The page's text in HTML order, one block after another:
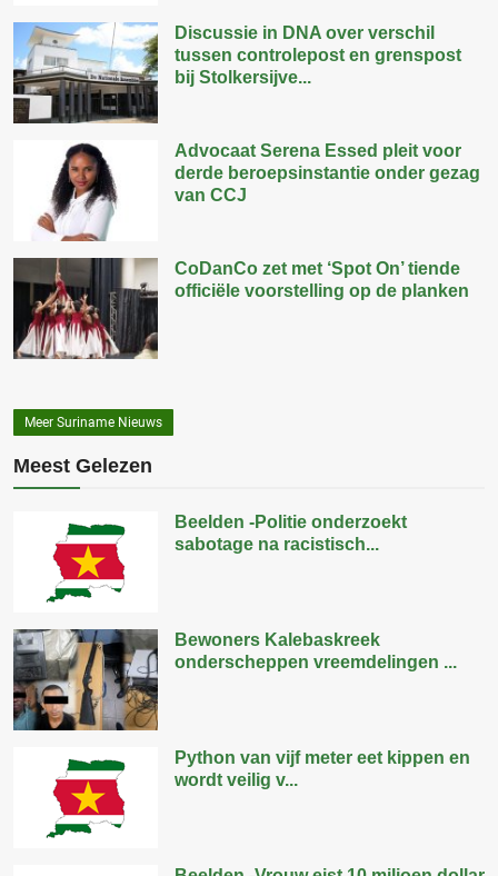
Discussie in DNA over verschil
tussen controlepost en grenspost
bij Stolkersijve...
Advocaat Serena Essed pleit voor
derde beroepsinstantie onder gezag
van CCJ
CoDanCo zet met ‘Spot On’ tiende
officiële voorstelling op de planken
Meer Suriname Nieuws
Meest Gelezen
Beelden -Politie onderzoekt
sabotage na racistisch...
Bewoners Kalebaskreek
onderscheppen vreemdelingen ...
Python van vijf meter eet kippen en
wordt veilig v...